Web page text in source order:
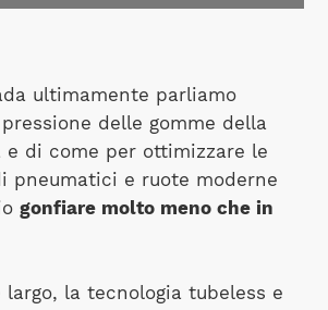
ultimamente parliamo
delle gomme della
e di come per ottimizzare le
pneumatici e ruote moderne
gonfiare molto meno che in
largo, la tecnologia tubeless e